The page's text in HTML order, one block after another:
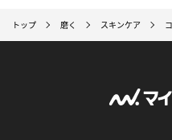
トップ 磨く スキンケア